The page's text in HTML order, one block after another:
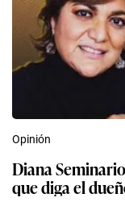
Opinión
Diana
que diga el